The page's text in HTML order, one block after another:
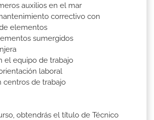
auxilios en el mar
correctivo con
elementos
sumergidos
el equipo de trabajo
laboral
de trabajo
obtendrás el título de Técnico